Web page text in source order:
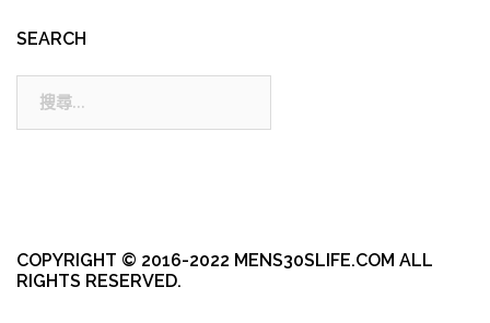
SEARCH
COPYRIGHT © 2016-2022 MENS30SLIFE.COM ALL
RIGHTS RESERVED.